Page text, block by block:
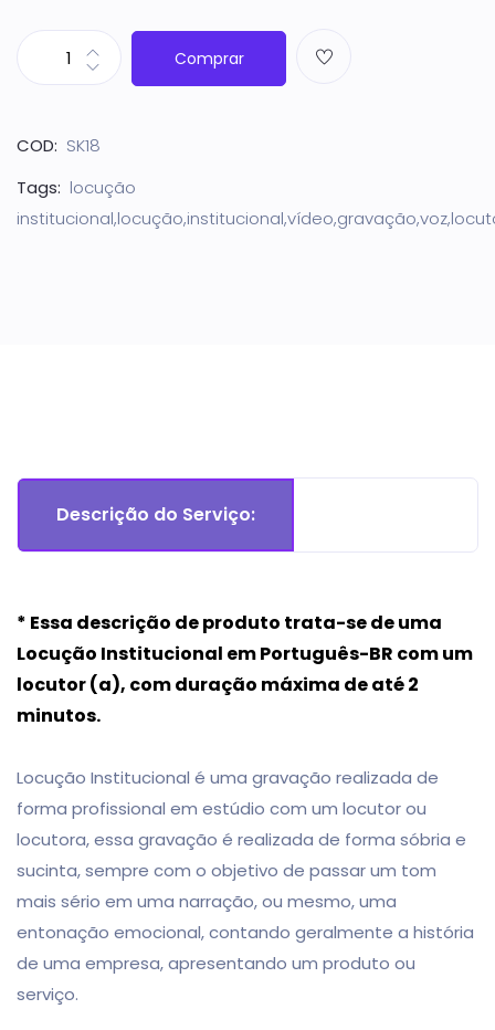
Comprar
COD: SK18
Tags: locução
Descrição do Serviço:
* Essa descrição de produto trata-se de uma
Locução Institucional em Português-BR com um
locutor (a), com duração máxima de até 2
minutos.
Locução Institucional é uma gravação realizada de
forma profissional em estúdio com um locutor ou
locutora, essa gravação é realizada de forma sóbria e
sucinta, sempre com o objetivo de passar um tom
mais sério em uma narração, ou mesmo, uma
entonação emocional, contando geralmente a história
de uma empresa, apresentando um produto ou
serviço.